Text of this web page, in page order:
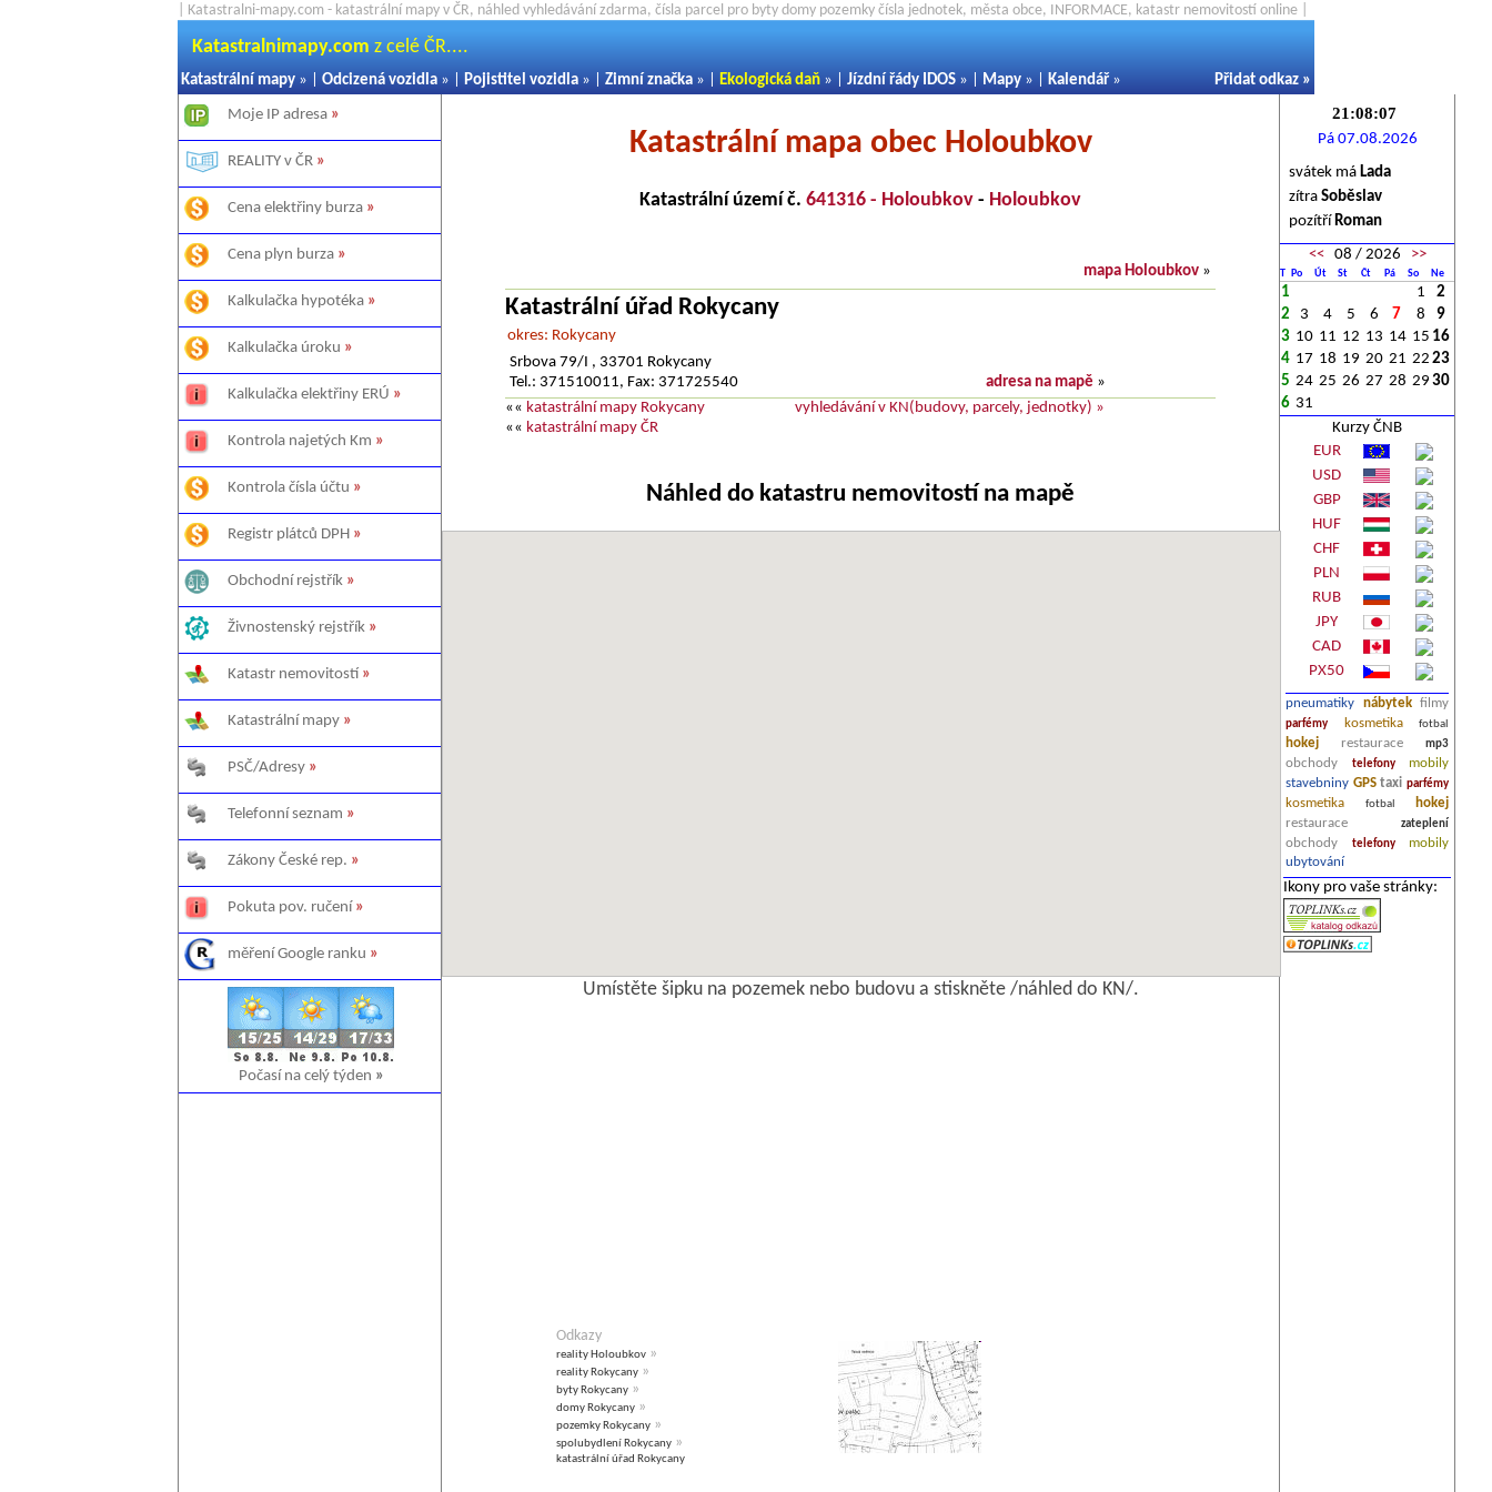
| Katastralni-mapy.com - katastrální mapy v ČR, náhled vyhledávání zdarma, čísla parcel pro byty domy pozemky čísla jednotek, města obce, INFORMACE, katastr nemovitostí online |
Katastralnimapy.com z celé ČR....
Katastrální mapy » | Odcizená vozidla » | Pojistitel vozidla » | Zimní značka » | Ekologická daň » | Jízdní řády IDOS » | Mapy » | Kalendář » Přidat odkaz »
Moje IP adresa »
REALITY v ČR »
Cena elektřiny burza »
Cena plyn burza »
Kalkulačka hypotéka »
Kalkulačka úroku »
Kalkulačka elektřiny ERÚ »
Kontrola najetých Km »
Kontrola čísla účtu »
Registr plátců DPH »
Obchodní rejstřík »
Živnostenský rejstřík »
Katastr nemovitostí »
Katastrální mapy »
PSČ/Adresy »
Telefonní seznam »
Zákony České rep. »
Pokuta pov. ručení »
měření Google ranku »
Počasí na celý týden »
Katastrální mapa obec Holoubkov
Katastrální území č. 641316 - Holoubkov - Holoubkov
mapa Holoubkov »
Katastrální úřad Rokycany
okres: Rokycany
Srbova 79/I , 33701 Rokycany
Tel.: 371510011, Fax: 371725540
adresa na mapě »
«« katastrální mapy Rokycany
«« katastrální mapy ČR
vyhledávání v KN(budovy, parcely, jednotky) »
Náhled do katastru nemovitostí na mapě
Umístěte šipku na pozemek nebo budovu a stiskněte /náhled do KN/.
Odkazy
reality Holoubkov »
reality Rokycany »
byty Rokycany »
domy Rokycany »
pozemky Rokycany »
spolubydlení Rokycany »
katastrální úřad Rokycany
Pá 07.08.2026
svátek má Lada
zítra Soběslav
pozítří Roman
<<08 / 2026 >>
T Po Út St Čt Pá So Ne
1 1
2
2
3 4 5 6 7 8
9
3 10 11 12 13 14 15 16
4 17 18 19 20 21 22 23
5 24 25 26 27 28 29 30
6 31
Kurzy ČNB
EUR
USD
GBP
HUF
CHF
PLN
RUB
JPY
CAD
PX50
pneumatiky nábytek filmy
parfémy kosmetika fotbal
hokej restaurace mp3
obchody telefony
mobily
stavebniny GPS taxi parfémy
kosmetika fotbal
hokej
restaurace
zateplení
obchody telefony
mobily
ubytování
Ikony pro vaše stránky: